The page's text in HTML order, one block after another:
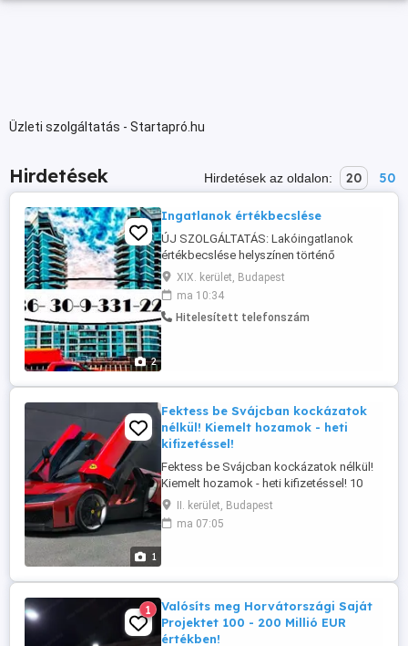
Üzleti szolgáltatás - Startapró.hu
Hirdetések Hirdetések az oldalon: 20 50
2
Ingatlanok értékbecslése
ÚJ SZOLGÁLTATÁS: Lakóingatlanok
értékbecslése helyszínen történő
értékkonzultációval 25 000,- Ft + ÁFA
alkalom (kb. 30 - 45 perc,helyszíni szóbeli
tájékoztatás + 1 oldalas írásbeli
összefoglaló megküldése) Budapest
XIX. kerület, Budapest
ma 10:34
Hitelesített telefonszám
1
Fektess be Svájcban kockázatok
nélkül! Kiemelt hozamok - heti
kifizetéssel!
Fektess be Svájcban kockázatok nélkül!
Kiemelt hozamok - heti kifizetéssel! 10
Millió EUR - tól! Nyugati Dubai saját (céges
vagy privát) számlán legyen jelenleg is az
adózott. likvid, igazolható eredetű
Ellenőrizve van! - ...
II. kerület, Budapest
ma 07:05
1
Valósíts meg Horvátországi Saját
Projektet 100 - 200 Millió EUR
értékben!